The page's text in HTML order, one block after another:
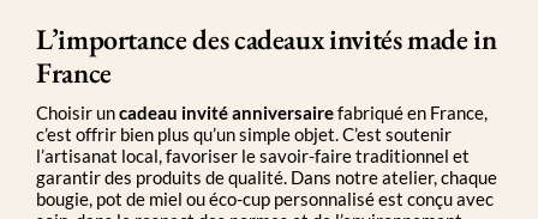
L’importance des cadeaux invités made in
France
Choisir uncadeau invité anniversairefabriqué en France,
c’est offrir bien plus qu’un simple objet. C’est soutenir
l’artisanat local, favoriser le savoir-faire traditionnel et
garantir des produits de qualité. Dans notre atelier, chaque
bougie, pot de miel ou éco-cup personnalisé est conçu avec